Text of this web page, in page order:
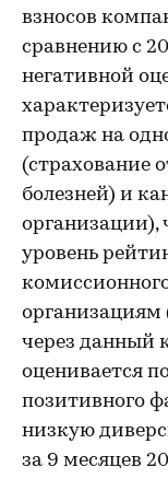
взносов
сравнению с
негативной
продаж на
(страхование
болезней) и
организации),
уровень
организациям
через данный
оценивается
позитивного
низкую
за 9 месяцев